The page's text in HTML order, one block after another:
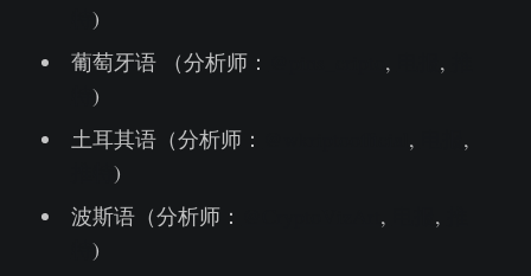
)
葡萄牙语 （分析师：
, ,
)
土耳其语（分析师：
,
,
)
波斯语（分析师：
, ,
)